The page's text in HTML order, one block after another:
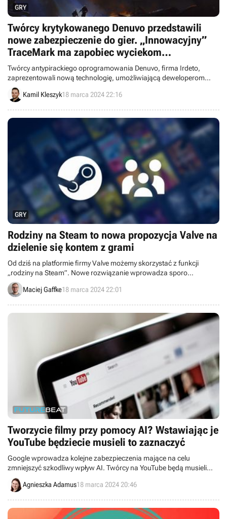
GRY
Twórcy krytykowanego Denuvo przedstawili
nowe zabezpieczenie do gier. „Innowacyjny”
TraceMark ma zapobiec wyciekom
gameplayów i danych
Twórcy antypirackiego oprogramowania Denuvo, firma Irdeto,
zaprezentowali nową technologię, umożliwiającą deweloperom
umieszczanie w grach znaków wodnych, które pomogą ustalić, kto
jest odpowiedzialny za wycieki danych.
Kamil Kleszyk18 marca 2024 22:16
GRY
Rodziny na Steam to nowa propozycja Valve na
dzielenie się kontem z grami
Od dziś na platformie firmy Valve możemy skorzystać z funkcji
„rodziny na Steam”. Nowe rozwiązanie wprowadza sporo
ciekawych zmian, choć ograniczeń dalej nie brakuje.
Maciej Gaffke18 marca 2024 22:01
Tworzycie filmy przy pomocy AI? Wstawiając je
YouTube będziecie musieli to zaznaczyć
Google wprowadza kolejne zabezpieczenia mające na celu
zmniejszyć szkodliwy wpływ AI. Twórcy na YouTube będą musieli
informować, że film powstał ze wsparciem sztucznej inteligencji.
Agnieszka Adamus18 marca 2024 20:46